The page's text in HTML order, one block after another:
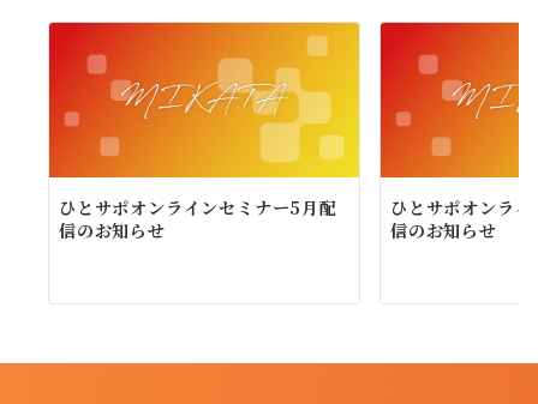
ひとサポオンラインセミナー5月配
信のお知らせ
ひとサポオンラ
信のお知らせ